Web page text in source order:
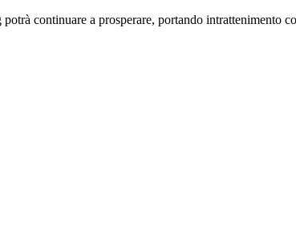
continuare a prosperare, portando intrattenimento